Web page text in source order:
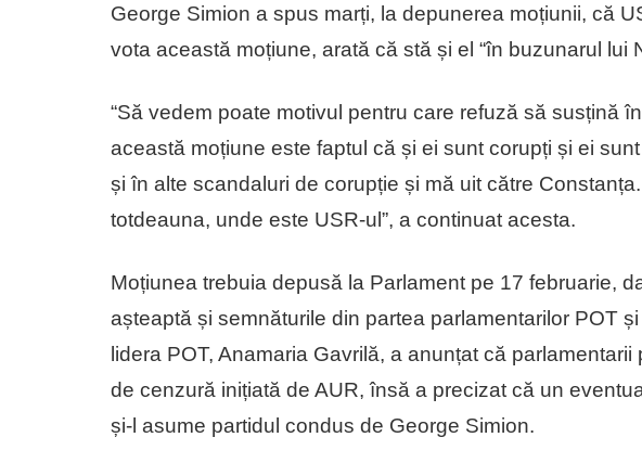
George Simion a spus marți, la depunerea moțiunii, că
vota această moțiune, arată că stă și el “în buzunarul lui
“Să vedem poate motivul pentru care refuză să susțină
această moțiune este faptul că și ei sunt corupți și ei
și în alte scandaluri de corupție și mă uit către
totdeauna, unde este USR-ul”, a continuat acesta.
Moțiunea trebuia depusă la Parlament pe 17 februarie,
așteaptă și semnăturile din partea parlamentarilor POT
lidera POT, Anamaria Gavrilă, a anunțat că
de cenzură inițiată de AUR, însă a precizat că un
și-l asume partidul condus de George Simion.